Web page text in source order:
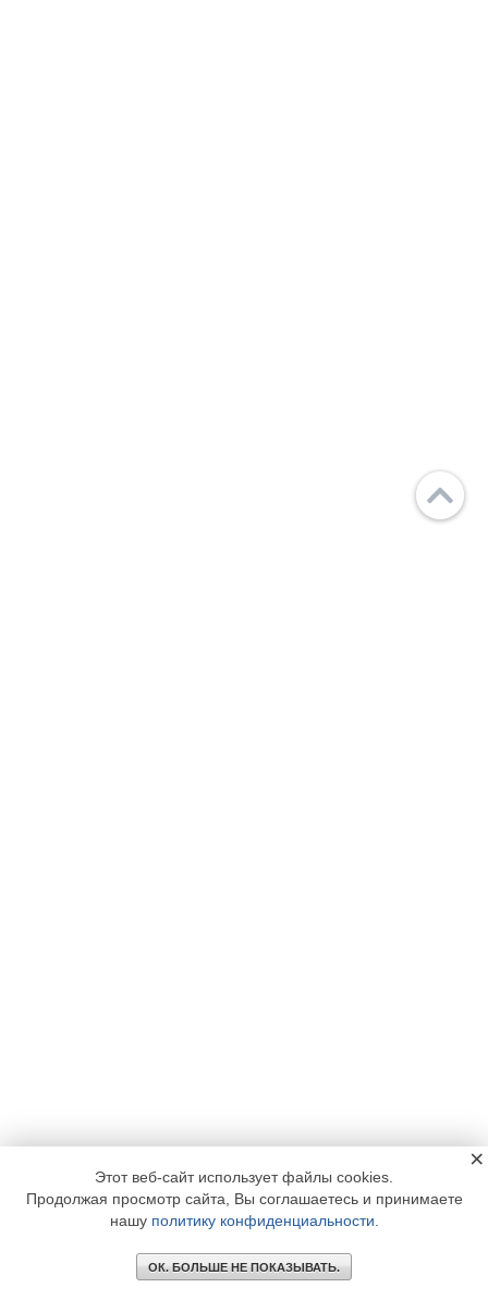
Этот веб-сайт использует файлы cookies.
Продолжая просмотр сайта, Вы соглашаетесь и принимаете
нашу политику конфиденциальности
ОК. БОЛЬШЕ НЕ ПОКАЗЫВАТЬ.
×